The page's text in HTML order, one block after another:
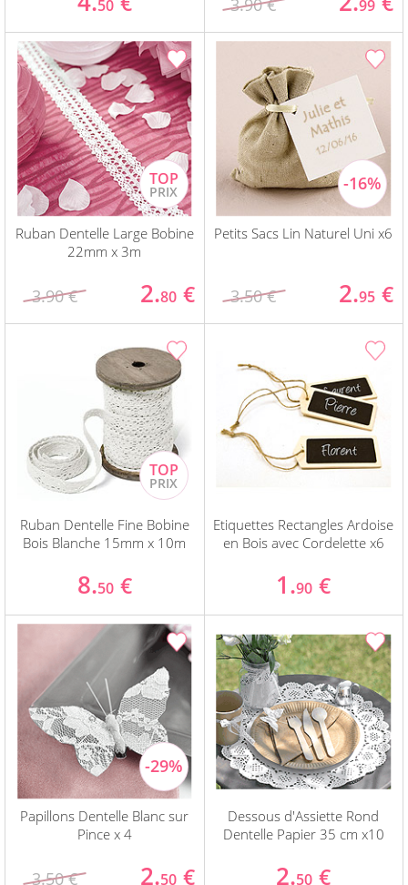
50 3.90 € 99
Ruban Dentelle Large Bobine
22mm x 3m
3.90 € 2.80 €
Petits Sacs Lin Naturel Uni x6
3.50 € 2.95 €
Ruban Dentelle Fine Bobine
Bois Blanche 15mm x 10m
8.50 €
Etiquettes Rectangles Ardoise
en Bois avec Cordelette x6
1.90 €
Papillons Dentelle Blanc sur
Pince x 4
3.50 € 2.50 €
Dessous d'Assiette Rond
Dentelle Papier 35 cm x10
2.50 €